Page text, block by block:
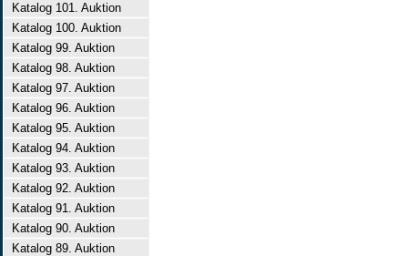
Katalog 101. Auktion
Katalog 100. Auktion
Katalog 99. Auktion
Katalog 98. Auktion
Katalog 97. Auktion
Katalog 96. Auktion
Katalog 95. Auktion
Katalog 94. Auktion
Katalog 93. Auktion
Katalog 92. Auktion
Katalog 91. Auktion
Katalog 90. Auktion
Katalog 89. Auktion